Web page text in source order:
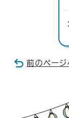
前のページ